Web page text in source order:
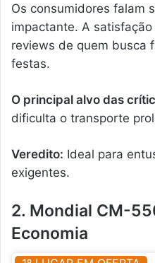
Os consumidores falam
impactante. A
reviews de quem busca
festas.
O principal alvo das
dificulta o transporte
Veredito: Ideal para
exigentes.
2. Mondial CM-
Economia